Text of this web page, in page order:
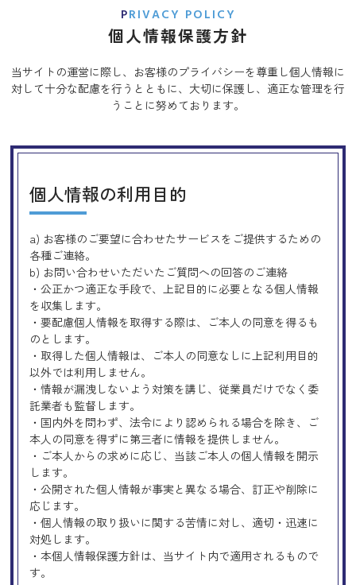
PRIVACY POLICY
個人情報保護方針
当サイトの運営に際し、お客様のプライバシーを尊重し個人情報に
対して十分な配慮を行うとともに、 大切に保護し、適正な管理を行
うことに努めております。
個人情報の利用目的
a) お客様のご要望に合わせたサービスをご提供するための
各種ご連絡。
b) お問い合わせいただいたご質問への回答のご連絡
・公正かつ適正な手段で、上記目的に必要となる個人情報
を収集します。
・要配慮個人情報を取得する際は、ご本人の同意を得るも
のとします。
・取得した個人情報は、ご本人の同意なしに上記利用目的
以外では利用しません。
・情報が漏洩しないよう対策を講じ、従業員だけでなく委
託業者も監督します。
・国内外を問わず、法令により認められる場合を除き、ご
本人の同意を得ずに第三者に情報を提供しません。
・ご本人からの求めに応じ、当該ご本人の個人情報を開示
します。
・公開された個人情報が事実と異なる場合、訂正や削除に
応じます。
・個人情報の取り扱いに関する苦情に対し、適切・迅速に
対処します。
・本個人情報保護方針は、当サイト内で適用されるもので
す。